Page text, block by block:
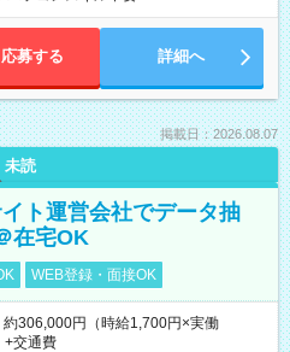
応募する 詳細へ
掲載日：2026.08.07
未読
ト運営会社でデータ抽
在宅OK
WEB登録・面接OK
306,000円（時給1,700円×実働
+交通費